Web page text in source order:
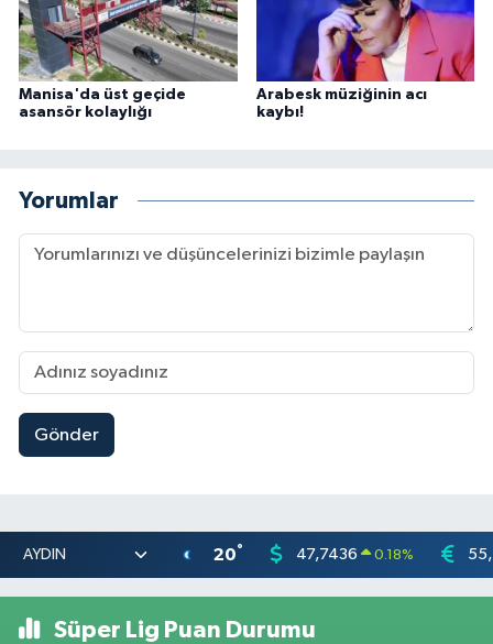
Manisa'da üst geçide
asansör kolaylığı
Arabesk müziğinin acı
kaybı!
Yorumlar
Gönder
20° 47,7436 0.18%
Süper Lig Puan Durumu